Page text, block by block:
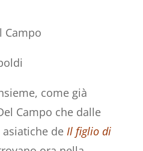
Campo
come già
Campo che dalle
de Il figlio di